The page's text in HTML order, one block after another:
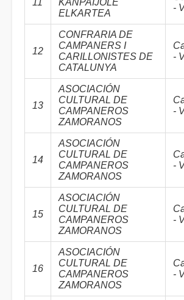
11
KANPAIJOLE
ELKARTEA
-
12
CONFRARIA DE
CAMPANERS I
CARILLONISTES DE
CATALUNYA
-
13
ASOCIACIÓN
CULTURAL DE
CAMPANEROS
ZAMORANOS
-
14
ASOCIACIÓN
CULTURAL DE
CAMPANEROS
ZAMORANOS
-
15
ASOCIACIÓN
CULTURAL DE
CAMPANEROS
ZAMORANOS
-
16
ASOCIACIÓN
CULTURAL DE
CAMPANEROS
ZAMORANOS
-